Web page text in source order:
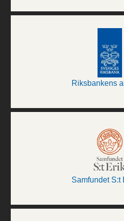
Riksbankens
Samfundet S:t